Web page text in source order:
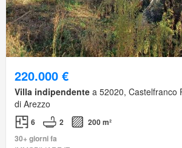
220.000 €
Villa indipendente a 52020, Castelfranco
di Arezzo
6 2
200 m²
30+ giorni fa